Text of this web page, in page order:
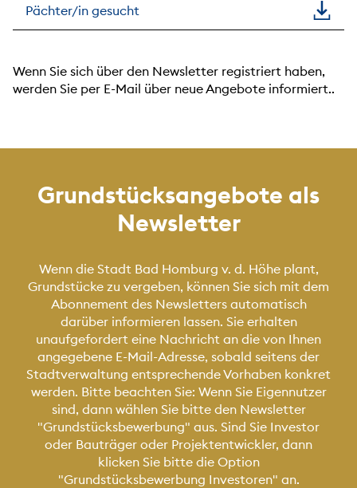
Pächter/in gesucht
Wenn Sie sich über den Newsletter registriert haben,
werden Sie per E-Mail über neue Angebote informiert..
Grundstücksangebote als
Newsletter
Wenn die Stadt Bad Homburg v. d. Höhe plant,
Grundstücke zu vergeben, können Sie sich mit dem
Abonnement des Newsletters automatisch
darüber informieren lassen. Sie erhalten
unaufgefordert eine Nachricht an die von Ihnen
angegebene E-Mail-Adresse, sobald seitens der
Stadtverwaltung entsprechende Vorhaben konkret
werden. Bitte beachten Sie: Wenn Sie Eigennutzer
sind, dann wählen Sie bitte den Newsletter
"Grundstücksbewerbung" aus. Sind Sie Investor
oder Bauträger oder Projektentwickler, dann
klicken Sie bitte die Option
"Grundstücksbewerbung Investoren" an.